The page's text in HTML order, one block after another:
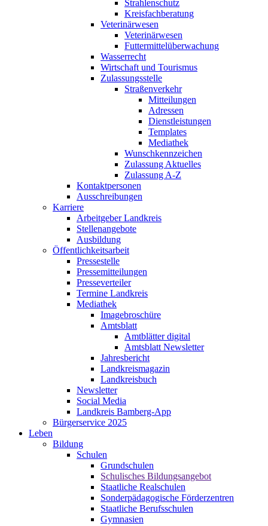
Strahlenschutz
Kreisfachberatung
Veterinärwesen
Veterinärwesen
Futtermittelüberwachung
Wasserrecht
Wirtschaft und Tourismus
Zulassungsstelle
Straßenverkehr
Mitteilungen
Adressen
Dienstleistungen
Templates
Mediathek
Wunschkennzeichen
Zulassung Aktuelles
Zulassung A-Z
Kontaktpersonen
Ausschreibungen
Karriere
Arbeitgeber Landkreis
Stellenangebote
Ausbildung
Öffentlichkeitsarbeit
Pressestelle
Pressemitteilungen
Presseverteiler
Termine Landkreis
Mediathek
Imagebroschüre
Amtsblatt
Amtblätter digital
Amtsblatt Newsletter
Jahresbericht
Landkreismagazin
Landkreisbuch
Newsletter
Social Media
Landkreis Bamberg-App
Bürgerservice 2025
Leben
Bildung
Schulen
Grundschulen
Schulisches Bildungsangebot
Staatliche Realschulen
Sonderpädagogische Förderzentren
Staatliche Berufsschulen
Gymnasien